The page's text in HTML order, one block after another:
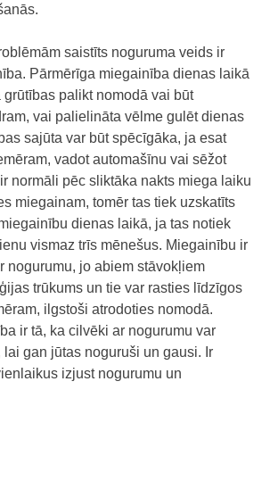
saistīts noguruma veids ir
Pārmērīga miegainība dienas laikā
grūtības palikt nomodā vai būt
vai palielināta vēlme gulēt dienas
sajūta var būt spēcīgāka, ja esat
vadot automašīnu vai sēžot
normāli pēc sliktāka nakts miega laiku
miegainam, tomēr tas tiek uzskatīts
dienas laikā, ja tas notiek
vismaz trīs mēnešus. Miegainību ir
nogurumu, jo abiem stāvokļiem
trūkums un tie var rasties līdzīgos
ilgstoši atrodoties nomodā.
ir tā, ka cilvēki ar nogurumu var
lai gan jūtas noguruši un gausi. Ir
izjust nogurumu un